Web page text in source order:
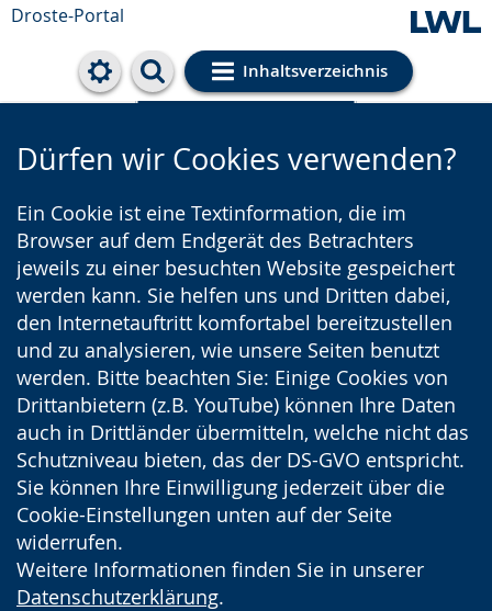
Droste-Portal
Inhaltsverzeichnis
Cookie-Einstellungen
Dürfen wir Cookies verwenden?
Ein Cookie ist eine Textinformation, die im
Browser auf dem Endgerät des Betrachters
jeweils zu einer besuchten Website gespeichert
werden kann. Sie helfen uns und Dritten dabei,
den Internetauftritt komfortabel bereitzustellen
und zu analysieren, wie unsere Seiten benutzt
werden. Bitte beachten Sie: Einige Cookies von
Drittanbietern (z.B. YouTube) können Ihre Daten
auch in Drittländer übermitteln, welche nicht das
Schutzniveau bieten, das der DS-GVO entspricht.
Sie können Ihre Einwilligung jederzeit über die
Cookie-Einstellungen unten auf der Seite
widerrufen.
Weitere Informationen finden Sie in unserer
Datenschutzerklärung.